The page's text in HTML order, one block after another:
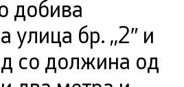
добива
улица бр. ,,2″ и
со должина од